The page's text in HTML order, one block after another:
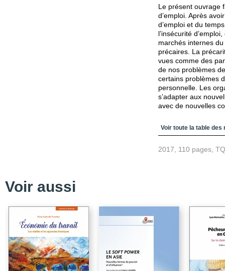
Le présent ouvrage
d’emploi. Après
d’emploi et du
l’insécurité
marchés internes
précaires. La
vues comme des
de nos problèmes
certains problèmes
personnelle. Les
s’adapter aux
avec de nouvelles
Table des
Voir toute la table des
2017, 110 pages,
Voir aussi